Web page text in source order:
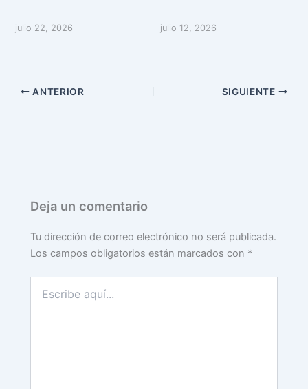
julio 22, 2026 julio 12, 2026
ANTERIOR SIGUIENTE
Deja un comentario
Tu dirección de correo electrónico no será publicada.
Los campos obligatorios están marcados con *
aquí...